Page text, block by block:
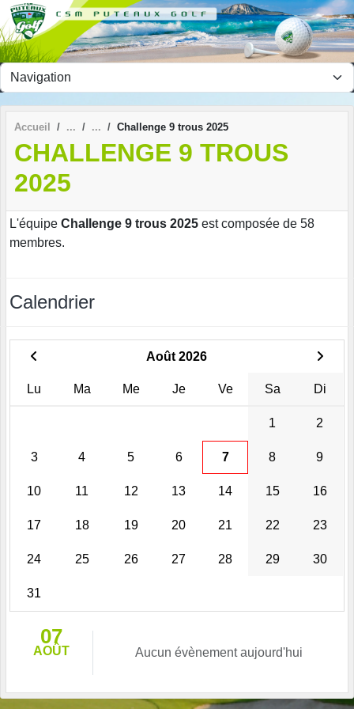
Accueil Challenge 9 trous 2025
CHALLENGE 9 TROUS
2025
L'équipe Challenge 9 trous 2025 est composée de 58
membres.
Calendrier
Août 2026
Lu Ma Me Je Ve Sa Di
1 2
3 4 5 6 7 8 9
10 11 12 13 14 15 16
17 18 19 20 21 22 23
24 25 26 27 28 29 30
31
07
AOÛT Aucun évènement aujourd'hui
Panneau de gestion des cookies